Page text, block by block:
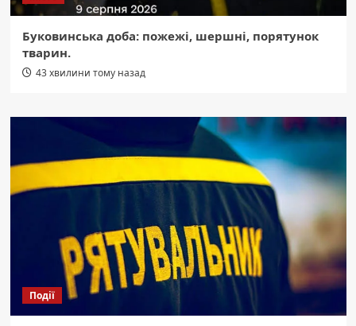
Буковинська доба: пожежі, шершні, порятунок
тварин.
43 хвилини тому назад
Події